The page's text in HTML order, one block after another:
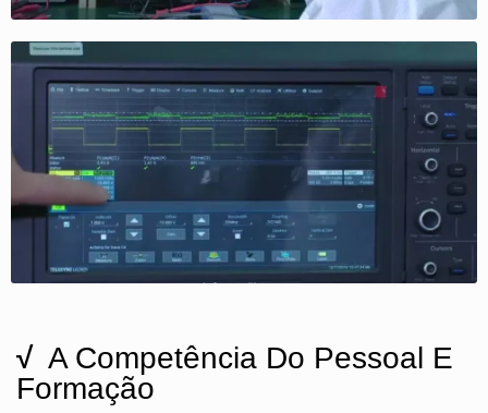
√ A Competência Do Pessoal E
Formação